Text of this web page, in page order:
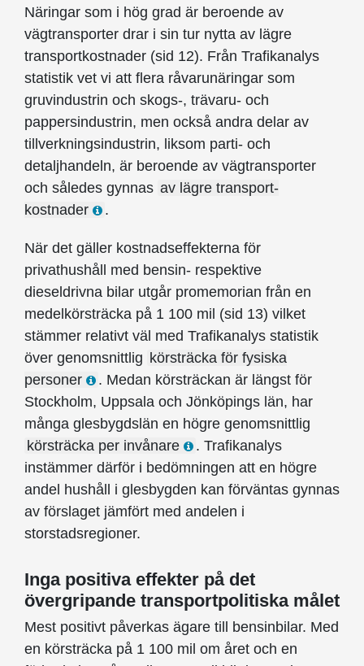
Näringar som i hög grad är beroende av
vägtransporter drar i sin tur nytta av lägre
transportkostnader (sid 12). Från Trafikanalys
statistik vet vi att flera råvaru­näringar som
gruvindustrin och skogs-, trävaru- och
pappersindustrin, men också andra delar av
tillverkningsindustrin, liksom parti- och
detaljhandeln, är beroende av väg­transporter
och således gynnas av lägre transport­
kostnader
.
När det gäller kostnadseffekterna för
privathushåll med bensin- respektive
dieseldrivna bilar utgår promemorian från en
medelkörsträcka på 1 100 mil (sid 13) vilket
stämmer relativt väl med Trafikanalys statistik
över genomsnittlig körsträcka för fysiska
personer
. Medan körsträckan är längst för
Stockholm, Uppsala och Jönköpings län, har
många glesbygdslän en högre genomsnittlig
körsträcka per invånare
. Trafikanalys
instämmer därför i bedömningen att en högre
andel hushåll i glesbygden kan förväntas gynnas
av förslaget jämfört med andelen i
storstadsregioner.
Inga positiva effekter på det
övergripande transportpolitiska målet
Mest positivt påverkas ägare till bensinbilar. Med
en körsträcka på 1 100 mil om året och en